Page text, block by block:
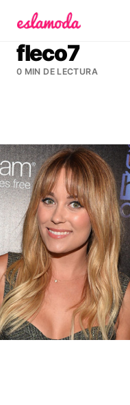
fleco7
0 MIN DE LECTURA